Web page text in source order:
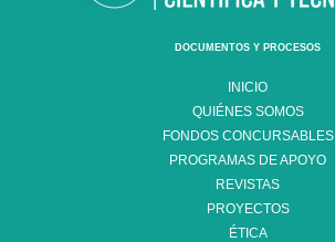
DOCUMENTOS Y PROCESOS
INICIO
QUIÉNES SOMOS
FONDOS CONCURSABLES
PROGRAMAS DE APOYO
REVISTAS
PROYECTOS
ÉTICA